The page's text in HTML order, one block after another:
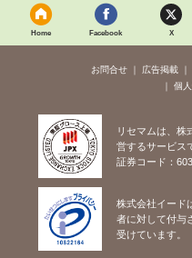
Home Facebook X
お問合せ 広告掲載
個
リセマムは、株
営するサービス
証券コード：
株式会社イード
者に対して付与
受けています。